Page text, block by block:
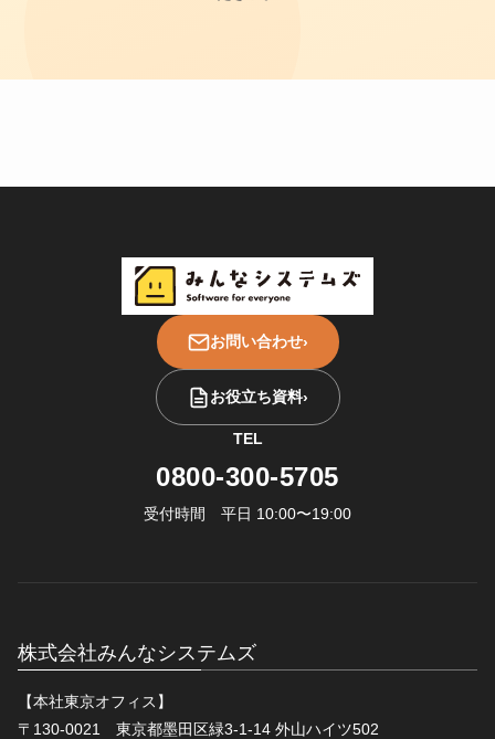
お問い合わせ›
お役立ち資料›
TEL
0800-300-5705
受付時間 平日 10:00〜19:00
株式会社みんなシステムズ
【本社東京オフィス】
〒130-0021 東京都墨田区緑3-1-14 外山ハイツ502